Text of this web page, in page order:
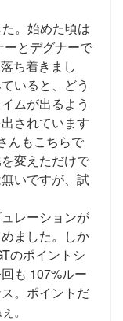
。始めた頃は
とデグナーで
ち着きまし
いると、どう
ムが出るよう
されています
んもこちらで
変えただけで
いですが、試
レーションが
ました。しか
のポイントシ
も 107%ルー
。ポイントだ
。